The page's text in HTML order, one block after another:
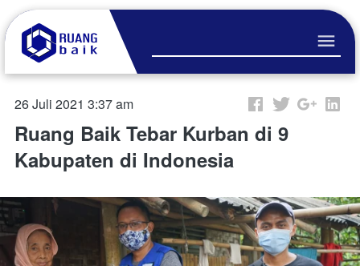
26 Juli 2021 3:37 am
Ruang Baik Tebar Kurban di 9
Kabupaten di Indonesia